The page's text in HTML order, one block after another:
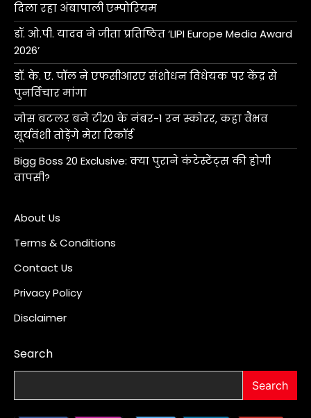
दिला रहा अंबापाली एम्पोरियम
डॉ. ओ.पी. यादव ने जीता प्रतिष्ठित ‘LIPI Europe Media Award
2026’
डॉ. के. ए. पॉल ने एफसीआरए संशोधन विधेयक पर केंद्र से
पुनर्विचार मांगा
जोस बटलर बने टी20 के नंबर-1 रन स्कोरर, कहा वैभव
सूर्यवंशी तोड़ेंगे मेरा रिकॉर्ड
Bigg Boss 20 Exclusive: क्या पुराने कंटेस्टेंट्स की होगी
वापसी?
About Us
Terms & Conditions
Contact Us
Privacy Policy
Disclaimer
Search
Search